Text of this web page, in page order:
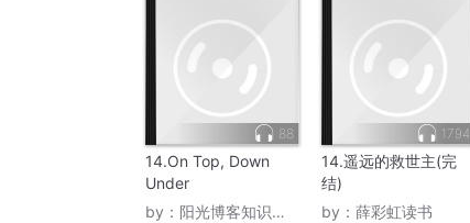
88
14.On Top, Down
Under
by： 阳光博客知识大本营
1794
14.遥远的救世主(完
结)
by： 薛彩虹读书